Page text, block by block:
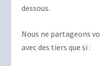
dessous.
Nous ne partageons
avec des tiers que si :